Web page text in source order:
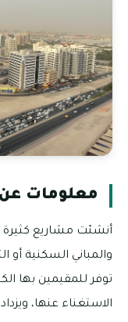
معلومات
أنشئت مشاريع كثيرة
والمباني السكنية أو
توفر للمقيمين بها
الاستغناء عنها،